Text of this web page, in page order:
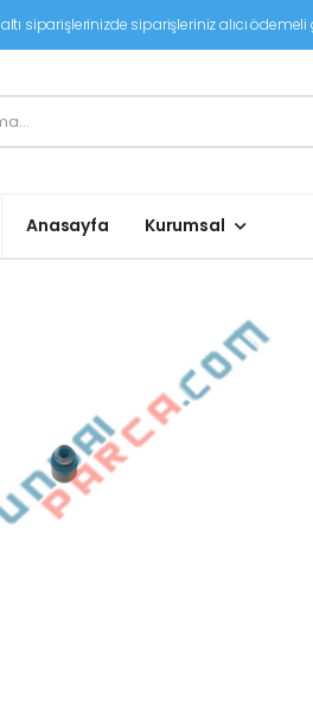
siparişlerinizde siparişleriniz alıcı ödemeli
Anasayfa Kurumsal